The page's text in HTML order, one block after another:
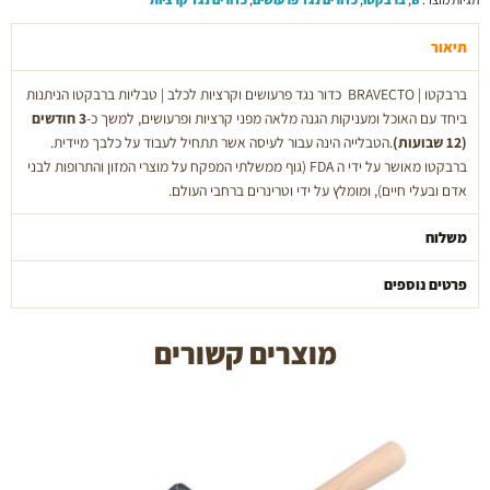
תיאור
ברבקטו | BRAVECTO כדור נגד פרעושים וקרציות לכלב | טבליות ברבקטו הניתנות
ביחד עם האוכל ומעניקות הגנה מלאה מפני קרציות ופרעושים, למשך כ- 3 חודשים
(12 שבועות)
.הטבלייה הינה עבור לעיסה אשר תתחיל לעבוד על כלבך מיידית.
ברבקטו מאושר על ידי ה FDA (גוף ממשלתי המפקח על מוצרי המזון והתרופות לבני
אדם ובעלי חיים), ומומלץ על ידי וטרינרים ברחבי העולם.
משלוח
פרטים נוספים
מוצרים קשורים